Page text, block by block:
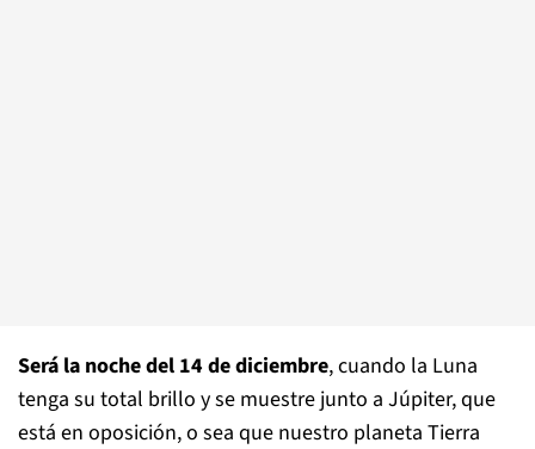
Será la noche del 14 de diciembre, cuando la Luna
tenga su total brillo y se muestre junto a Júpiter, que
está en oposición, o sea que nuestro planeta Tierra